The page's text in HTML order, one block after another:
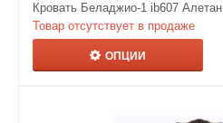
Кровать Беладжио-1 ib607 Алетан
Товар отсутствует в продаже
ОПЦИИ